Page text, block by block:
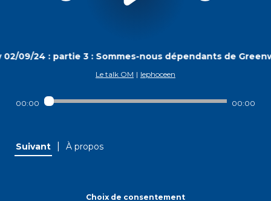
02/09/24 : partie 3 : Sommes-nous dépendants de
Le talk OM | lephoceen
00:00 00:00
Suivant À propos
Choix de consentement